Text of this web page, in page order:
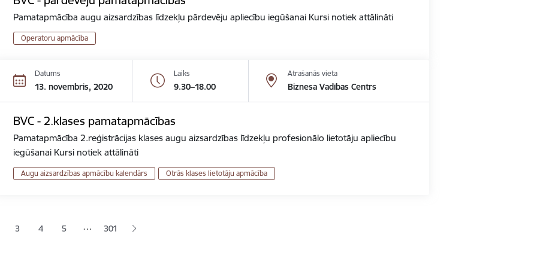
Pamatapmācība augu aizsardzības līdzekļu pārdevēju apliecību iegūšanai Kursi notiek attālināti
Operatoru apmācība
Datums
13. novembris, 2020
Laiks
9.30–18.00
Atrašanās vieta
Biznesa Vadības Centrs
BVC - 2.klases pamatapmācības
Pamatapmācība 2.reģistrācijas klases augu aizsardzības līdzekļu profesionālo lietotāju apliecību
iegūšanai Kursi notiek attālināti
Augu aizsardzības apmācību kalendārs Otrās klases lietotāju apmācība
lapaLapa
3 Lapa
4 Lapa
5 … 301